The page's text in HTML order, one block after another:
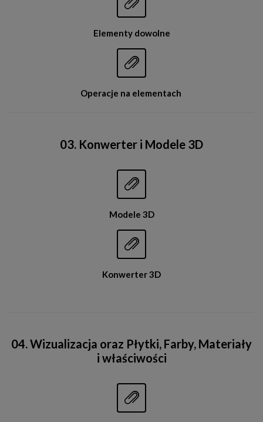
Elementy dowolne


Operacje na elementach
03. Konwerter i Modele 3D


Modele 3D


Konwerter 3D
04. Wizualizacja oraz Płytki, Farby, Materiały
i właściwości

